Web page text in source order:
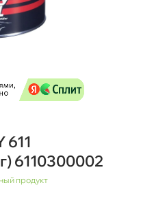
611
6110300002
продукт